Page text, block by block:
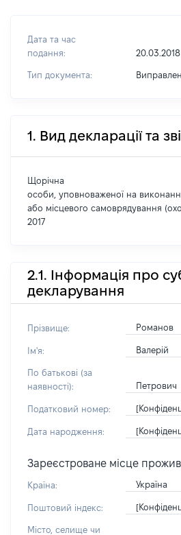
Дата та час
подання:
Тип документа:
1. Вид декларації та
Щорічна
особи, уповноваженої на
або місцевого самоврядування
2017
2.1. Інформація про
декларування
Прізвище: Романов
Ім'я: Валерій
По батькові (за
наявності):
Петрович
Податковий номер:
Дата народження:
Зареєстроване місце
Країна: Україна
Поштовий індекс:
Місто, селище чи